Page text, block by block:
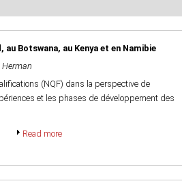
Botswana, au Kenya et en Namibie
Herman
(NQF) dans la perspective de
et les phases de développement des
Read more